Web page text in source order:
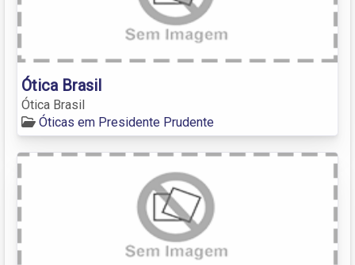
Ótica Brasil
Ótica Brasil
Óticas em Presidente Prudente